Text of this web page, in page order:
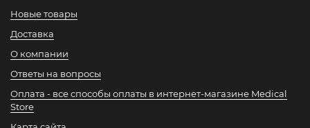
Новые товары
Доставка
О компании
Ответы на вопросы
Оплата - все способы оплаты в интернет-магазине Medical
Store